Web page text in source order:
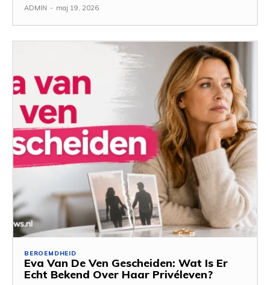
ADMIN - maj 19, 2026
BEROEMDHEID
Eva Van De Ven Gescheiden: Wat Is Er
Echt Bekend Over Haar Privéleven?